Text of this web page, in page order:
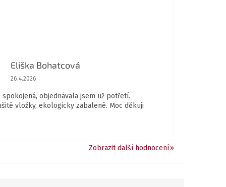
Eliška Bohatcová
Hodnocení obchodu je 5 z 5 hvězdiček.
26.4.2026
spokojená, objednávala jsem už potřetí.
vložky, ekologicky zabalené. Moc děkuji
Zobrazit další hodnocení